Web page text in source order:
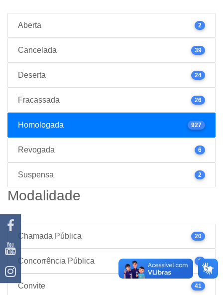
Aberta 2
Cancelada 39
Deserta 24
Fracassada 26
Homologada 927
Revogada 6
Suspensa 2
Modalidade
Chamada Pública 20
Concorrência Pública 3
Convite 41